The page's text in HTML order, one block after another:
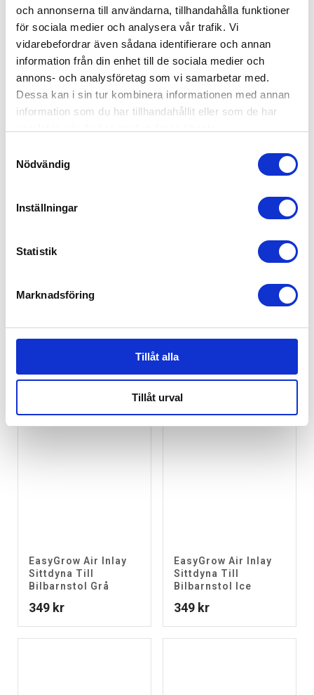
och annonserna till användarna, tillhandahålla funktioner
för sociala medier och analysera vår trafik. Vi
vidarebefordrar även sådana identifierare och annan
information från din enhet till de sociala medier och
annons- och analysföretag som vi samarbetar med.
Dessa kan i sin tur kombinera informationen med annan
information som du har tillhandahållit eller som de har
Nödvändig
Inställningar
Statistik
Marknadsföring
Tillåt alla
Tillåt urval
Cybex Insektsnät För
Babyskydd
349kr
Cybex Regnskydd
För Babyskydd
349kr
Sommaröverdrag
Sirona Z-Line Beige
349kr
EasyGrow Air Inlay
Sittdyna Till
Bilbarnstol Grå
349 kr
EasyGrow Air Inlay
Sittdyna Till
Bilbarnstol Ice
349 kr